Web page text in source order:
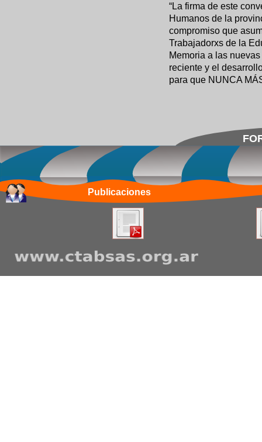
“La firma de este
Humanos de la
compromiso que
Trabajadorxs de la
Memoria a las
reciente y el
para que NUNCA
Publicaciones